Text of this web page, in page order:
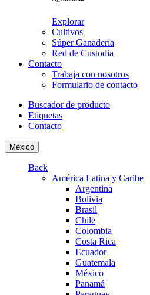
Explorar
Cultivos
Súper Ganadería
Red de Custodia
Contacto
Trabaja con nosotros
Formulario de contacto
Buscador de producto
Etiquetas
Contacto
México
Back
América Latina y Caribe
Argentina
Bolivia
Brasil
Chile
Colombia
Costa Rica
Ecuador
Guatemala
México
Panamá